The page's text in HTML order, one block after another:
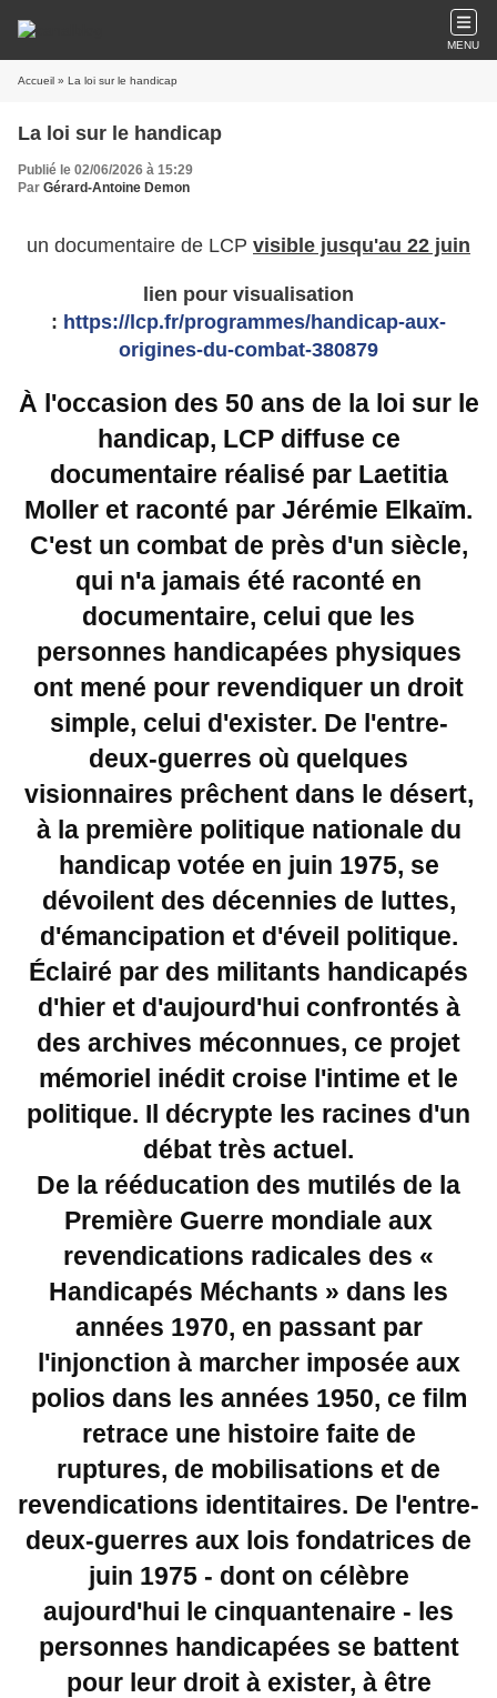
MENU
Accueil » La loi sur le handicap
La loi sur le handicap
Publié le 02/06/2026 à 15:29
Par Gérard-Antoine Demon
un documentaire de LCP visible jusqu'au 22 juin
lien pour visualisation
: https://lcp.fr/programmes/handicap-aux-
origines-du-combat-380879
À l'occasion des 50 ans de la loi sur le
handicap, LCP diffuse ce
documentaire réalisé par Laetitia
Moller et raconté par Jérémie Elkaïm.
C'est un combat de près d'un siècle,
qui n'a jamais été raconté en
documentaire, celui que les
personnes handicapées physiques
ont mené pour revendiquer un droit
simple, celui d'exister. De l'entre-
deux-guerres où quelques
visionnaires prêchent dans le désert,
à la première politique nationale du
handicap votée en juin 1975, se
dévoilent des décennies de luttes,
d'émancipation et d'éveil politique.
Éclairé par des militants handicapés
d'hier et d'aujourd'hui confrontés à
des archives méconnues, ce projet
mémoriel inédit croise l'intime et le
politique. Il décrypte les racines d'un
débat très actuel.
De la rééducation des mutilés de la
Première Guerre mondiale aux
revendications radicales des «
Handicapés Méchants » dans les
années 1970, en passant par
l'injonction à marcher imposée aux
polios dans les années 1950, ce film
retrace une histoire faite de
ruptures, de mobilisations et de
revendications identitaires. De l'entre-
deux-guerres aux lois fondatrices de
juin 1975 - dont on célèbre
aujourd'hui le cinquantenaire - les
personnes handicapées se battent
pour leur droit à exister, à être